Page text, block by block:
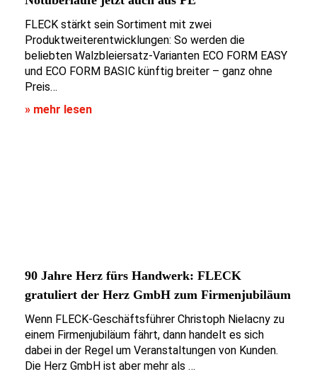
FLECK stärkt sein Sortiment mit zwei
Produktweiterentwicklungen: So werden die
beliebten Walzbleiersatz-Varianten ECO FORM EASY
und ECO FORM BASIC künftig breiter – ganz ohne
Preis…
» mehr lesen
90 Jahre Herz fürs Handwerk: FLECK
gratuliert der Herz GmbH zum Firmenjubiläum
Wenn FLECK-Geschäftsführer Christoph Nielacny zu
einem Firmenjubiläum fährt, dann handelt es sich
dabei in der Regel um Veranstaltungen von Kunden.
Die Herz GmbH ist aber mehr als …